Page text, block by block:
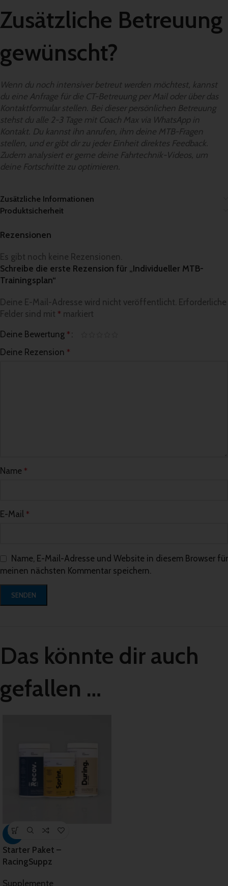
Zusätzliche Betreuung
gewünscht?
Wenn du noch intensiver betreut werden möchtest, kannst
du eine Anfrage für die CT-Betreuung per Mail oder über das
Kontaktformular stellen. Bei dieser persönlichen Betreuung
stehst du alle 2-3 Tage mit Coach Max via WhatsApp in
Kontakt. Du kannst ihn anrufen, ihm deine MTB-Fragen
stellen, und er gibt dir zu jeder Einheit direktes Feedback.
Zudem analysiert er gerne deine Fahrtechnik-Videos, um
deine Fortschritte zu optimieren.
Zusätzliche Informationen
Produktsicherheit
Rezensionen
Es gibt noch keine Rezensionen.
Schreibe die erste Rezension für „Individueller MTB-
Trainingsplan“
Deine E-Mail-Adresse wird nicht veröffentlicht. Erforderliche
Felder sind mit * markiert
Deine Bewertung *
Deine Rezension *
Name *
E-Mail *
Name, E-Mail-Adresse und Website in diesem Browser für
meinen nächsten Kommentar speichern.
Alternative:
Das könnte dir auch
gefallen …
-11%
Starter Paket –
RacingSuppz
Supplemente